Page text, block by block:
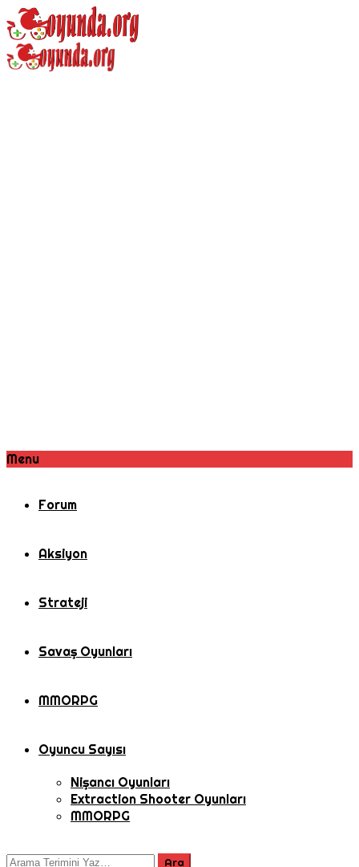
Menu
Forum
Aksiyon
Strateji
Savaş Oyunları
MMORPG
Oyuncu Sayısı
Nişancı Oyunları
Extraction Shooter Oyunları
MMORPG